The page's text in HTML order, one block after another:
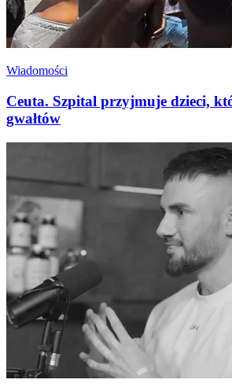
Wiadomości
Ceuta. Szpital przyjmuje dzieci,
gwałtów